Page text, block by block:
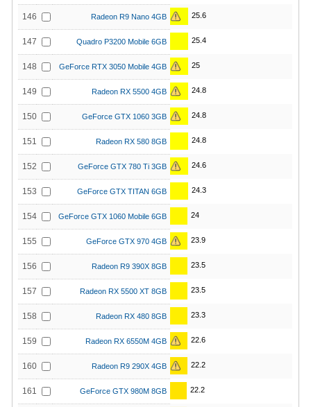
146 Radeon R9 Nano 4GB 25.6
147 Quadro P3200 Mobile 6GB 25.4
148 GeForce RTX 3050 Mobile 4GB 25
149 Radeon RX 5500 4GB 24.8
150 GeForce GTX 1060 3GB 24.8
151 Radeon RX 580 8GB 24.8
152 GeForce GTX 780 Ti 3GB 24.6
153 GeForce GTX TITAN 6GB 24.3
154 GeForce GTX 1060 Mobile 6GB 24
155 GeForce GTX 970 4GB 23.9
156 Radeon R9 390X 8GB 23.5
157 Radeon RX 5500 XT 8GB 23.5
158 Radeon RX 480 8GB 23.3
159 Radeon RX 6550M 4GB 22.6
160 Radeon R9 290X 4GB 22.2
161 GeForce GTX 980M 8GB 22.2